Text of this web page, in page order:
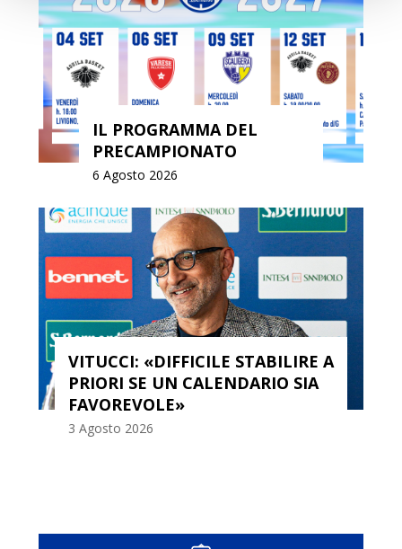
IL PROGRAMMA DEL
PRECAMPIONATO
6 Agosto 2026
IL CALENDARIO DELLA LBA
2026-27
3 Agosto 2026